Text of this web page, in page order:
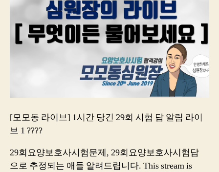
[모모동 라이브] 1시간 당긴 29회 시험 답 알림 라이
브 1 ????
29회요양보호사시험문제, 29회요양보호사시험답
으로 추정되는 애들 알려드립니다. This stream is